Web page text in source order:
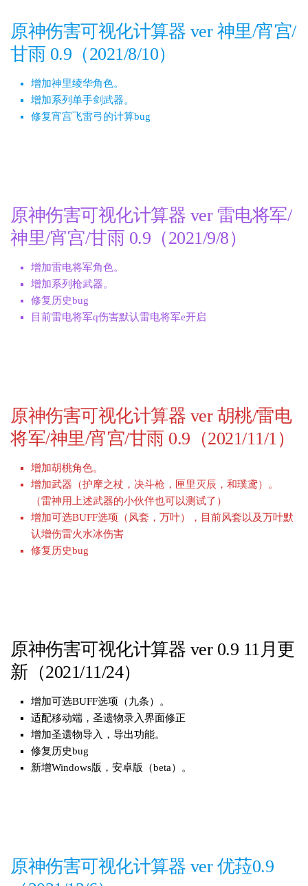
原神伤害可视化计算器 ver 神里/宵宫/
甘雨 0.9（2021/8/10）
增加神里绫华角色。
增加系列单手剑武器。
修复宵宫飞雷弓的计算bug
原神伤害可视化计算器 ver 雷电将军/
神里/宵宫/甘雨 0.9（2021/9/8）
增加雷电将军角色。
增加系列枪武器。
修复历史bug
目前雷电将军q伤害默认雷电将军e开启
原神伤害可视化计算器 ver 胡桃/雷电
将军/神里/宵宫/甘雨 0.9（2021/11/1）
增加胡桃角色。
增加武器（护摩之杖，决斗枪，匣里灭辰，和璞鸢）。
（雷神用上述武器的小伙伴也可以测试了）
增加可选BUFF选项（风套，万叶），目前风套以及万叶默
认增伤雷火水冰伤害
修复历史bug
原神伤害可视化计算器 ver 0.9 11月更
新（2021/11/24）
增加可选BUFF选项（九条）。
适配移动端，圣遗物录入界面修正
增加圣遗物导入，导出功能。
修复历史bug
新增Windows版，安卓版（beta）。
原神伤害可视化计算器 ver 优菈0.9